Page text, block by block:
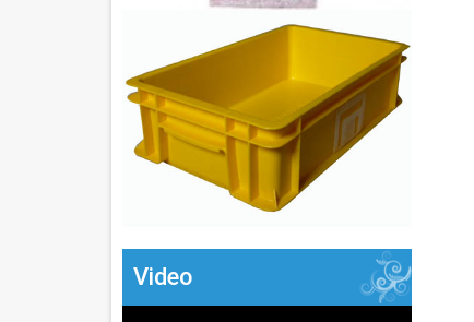
Video